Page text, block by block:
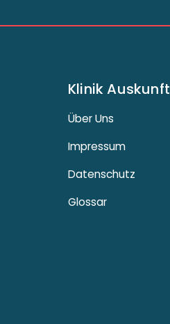
Klinik Auskunft
Über Uns
Impressum
Datenschutz
Glossar